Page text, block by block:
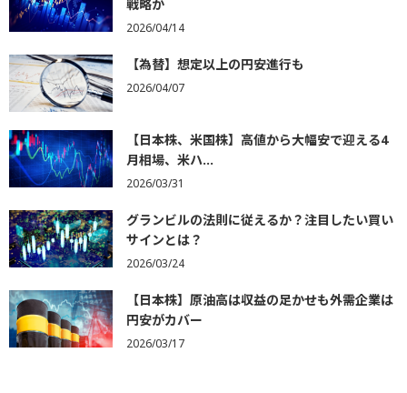
戦略か
2026/04/14
【為替】想定以上の円安進行も
2026/04/07
【日本株、米国株】高値から大幅安で迎える4
月相場、米ハ...
2026/03/31
グランビルの法則に従えるか？注目したい買い
サインとは？
2026/03/24
【日本株】原油高は収益の足かせも外需企業は
円安がカバー
2026/03/17